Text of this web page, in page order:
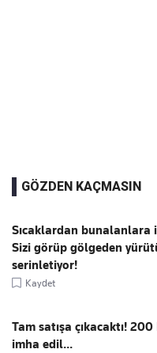
GÖZDEN KAÇMASIN
Sıcaklardan bunalanlara
Sizi görüp gölgeden
serinletiyor!
Kaydet
Tam satışa çıkacaktı!
imha edil...